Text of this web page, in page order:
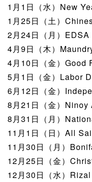
1月1日（水）New
1月25日（土）
2月24日（月）
4月9日（木）
4月10日（金）Good
5月1日（金）Labor
6月12日（金）
8月21日（金）
8月31日（月）
11月1日（日）All
11月30日（月）
12月25日（金）
12月30日（水）